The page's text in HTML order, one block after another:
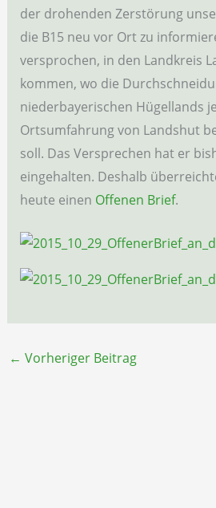
der drohenden Zerstörung
die B15 neu vor Ort zu
versprochen, in den Landkreis
kommen, wo die
niederbayerischen Hügellands
Ortsumfahrung von Landshut
soll. Das Versprechen hat er
eingehalten. Deshalb
heute einen Offenen Brief.
← Vorheriger Beitrag